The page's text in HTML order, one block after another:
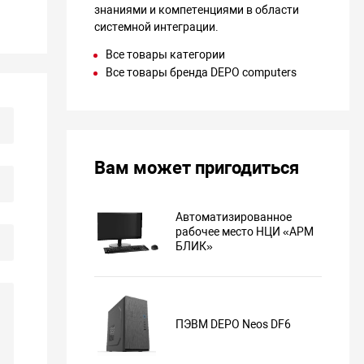
знаниями и компетенциями в области
системной интеграции.
Все товары категории
Все товары бренда DEPO computers
Вам может пригодиться
Автоматизированное
рабочее место НЦИ «АРМ
БЛИК»
ПЭВМ DEPO Neos DF6